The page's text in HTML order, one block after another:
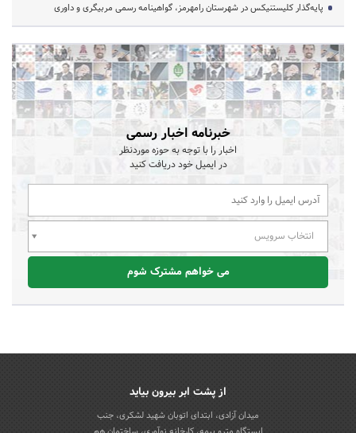
پایه‌گذار کلیستنیکس در شهرستان رامهرمز، گواهینامه رسمی مربیگری و داوری
خبرنامه اخبار رسمی
اخبار را با توجه به حوزه موردنظر
در ایمیل خود دریافت کنید
انتخاب سرویس
می خواهم مشترک شوم
از پشت ابر بیرون بیاید
میدان آزادی، ابتدای اتوبان شهید لشکری، جنب